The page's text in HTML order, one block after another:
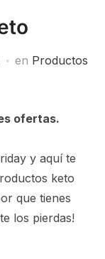
en Productos
ofertas.
y aquí te
keto
que tienes
los pierdas!